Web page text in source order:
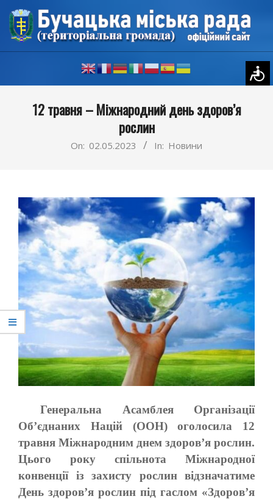
Skip
content
Navigation12 травня – Міжнародний день здоров’я
рослин
On: 02.05.2023 In: Новини
Генеральна Асамблея Організації
Об’єднаних Націй (ООН) оголосила 12
травня Міжнародним днем здоров’я рослин.
Цього року спільнота Міжнародної
конвенції із захисту рослин відзначатиме
День здоров’я рослин під гаслом «Здоров’я